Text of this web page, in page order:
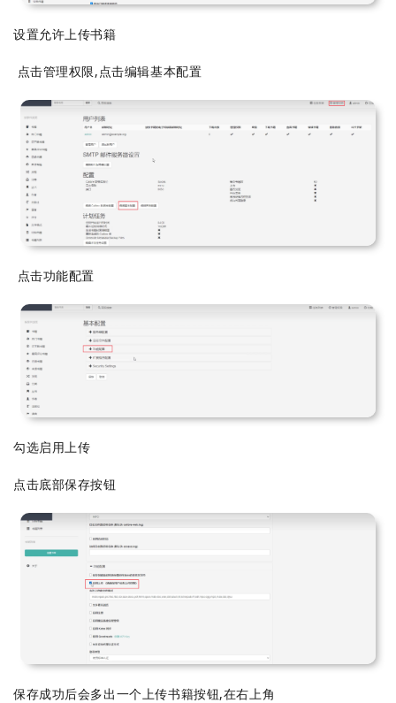
设置允许上传书籍
点击管理权限,点击编辑基本配置
点击功能配置
勾选启用上传
点击底部保存按钮
保存成功后会多出一个上传书籍按钮,在右上角